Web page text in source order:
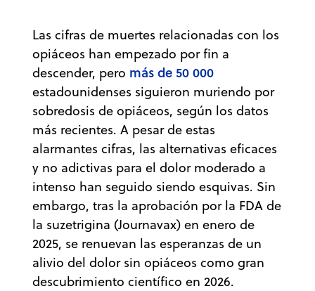
Las cifras de muertes relacionadas con los
opiáceos han empezado por fin a
descender, pero más de 50 000
estadounidenses siguieron muriendo por
sobredosis de opiáceos, según los datos
más recientes. A pesar de estas
alarmantes cifras, las alternativas eficaces
y no adictivas para el dolor moderado a
intenso han seguido siendo esquivas. Sin
embargo, tras la aprobación por la FDA de
la suzetrigina (Journavax) en enero de
2025, se renuevan las esperanzas de un
alivio del dolor sin opiáceos como gran
descubrimiento científico en 2026.